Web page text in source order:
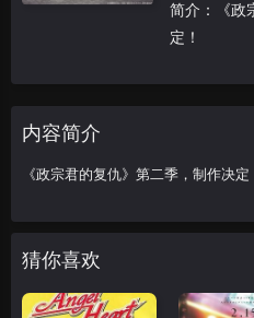
简介：《政
定！
内容简介
《政宗君的复仇》第二季，制作决定
猜你喜欢